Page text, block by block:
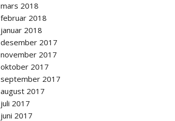
mars 2018
februar 2018
januar 2018
desember 2017
november 2017
oktober 2017
september 2017
august 2017
juli 2017
juni 2017